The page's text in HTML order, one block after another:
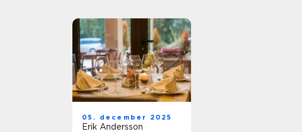
05. december 2025
Erik Andersson